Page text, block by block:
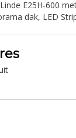
E25H-600
dak, LED